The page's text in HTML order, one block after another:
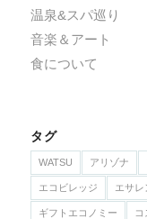
温泉&スパ巡り
音楽＆アート
食について
タグ
WATSU アリゾナ
エコビレッジ エサ
ギフトエコノミー